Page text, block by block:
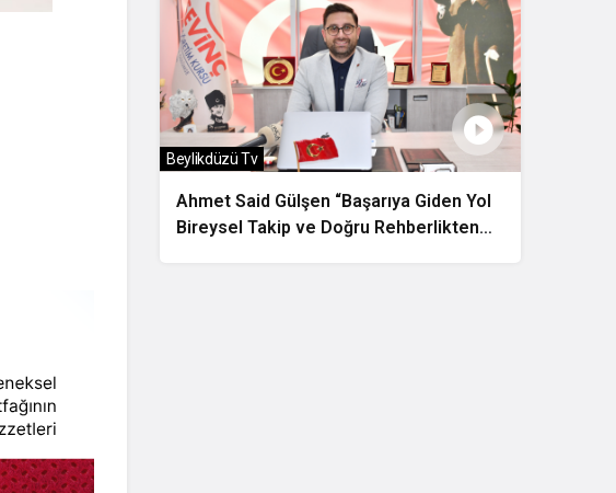
Ahmet Said Gülşen “Başarıya Giden Yol
Bireysel Takip ve Doğru Rehberlikten
Beylikdüzü Tv